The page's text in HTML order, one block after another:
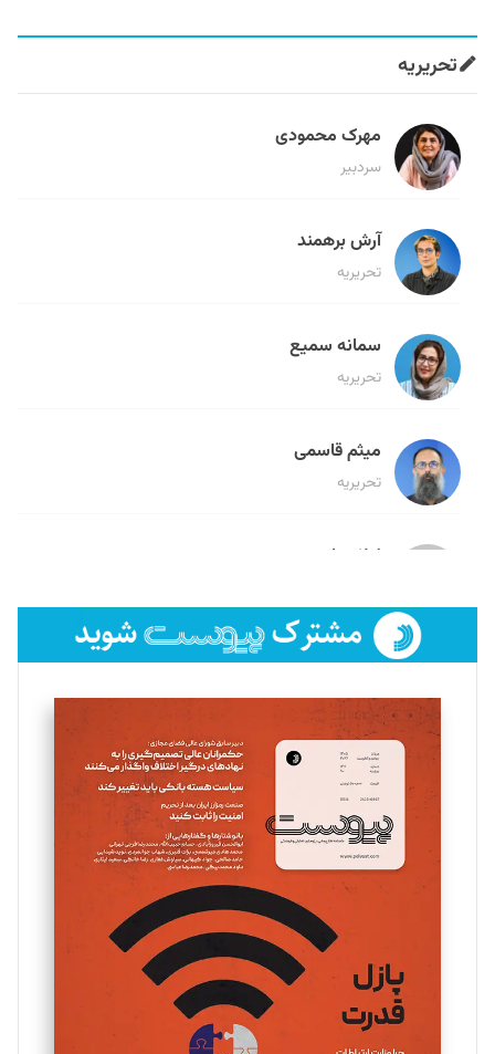
تحریریه
مهرک محمودی
سردبیر
آرش برهمند
تحریریه
سمانه سمیع
تحریریه
میثم قاسمی
تحریریه
لیلا حنارود
فائزه فتحی رستمی
تحریریه
سروش کرمیان
تحریریه
مینا پاکدل
یسنا امان‌پور
تحریریه